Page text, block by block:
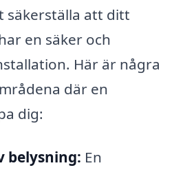
säkerställa att ditt
en säker och
Här är några
där en
dig:
belysning: En